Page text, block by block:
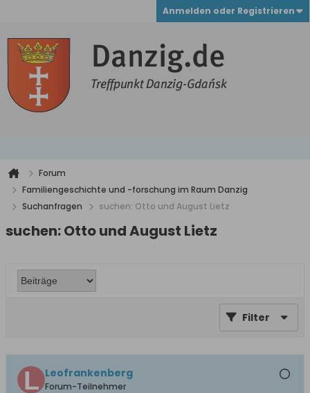
Anmelden oder Registrieren
Forum
Familiengeschichte und -forschung im Raum Danzig
Suchanfragen
suchen: Otto und August Lietz
suchen: Otto und August Lietz
Filter
Leofrankenberg
Forum-Teilnehmer